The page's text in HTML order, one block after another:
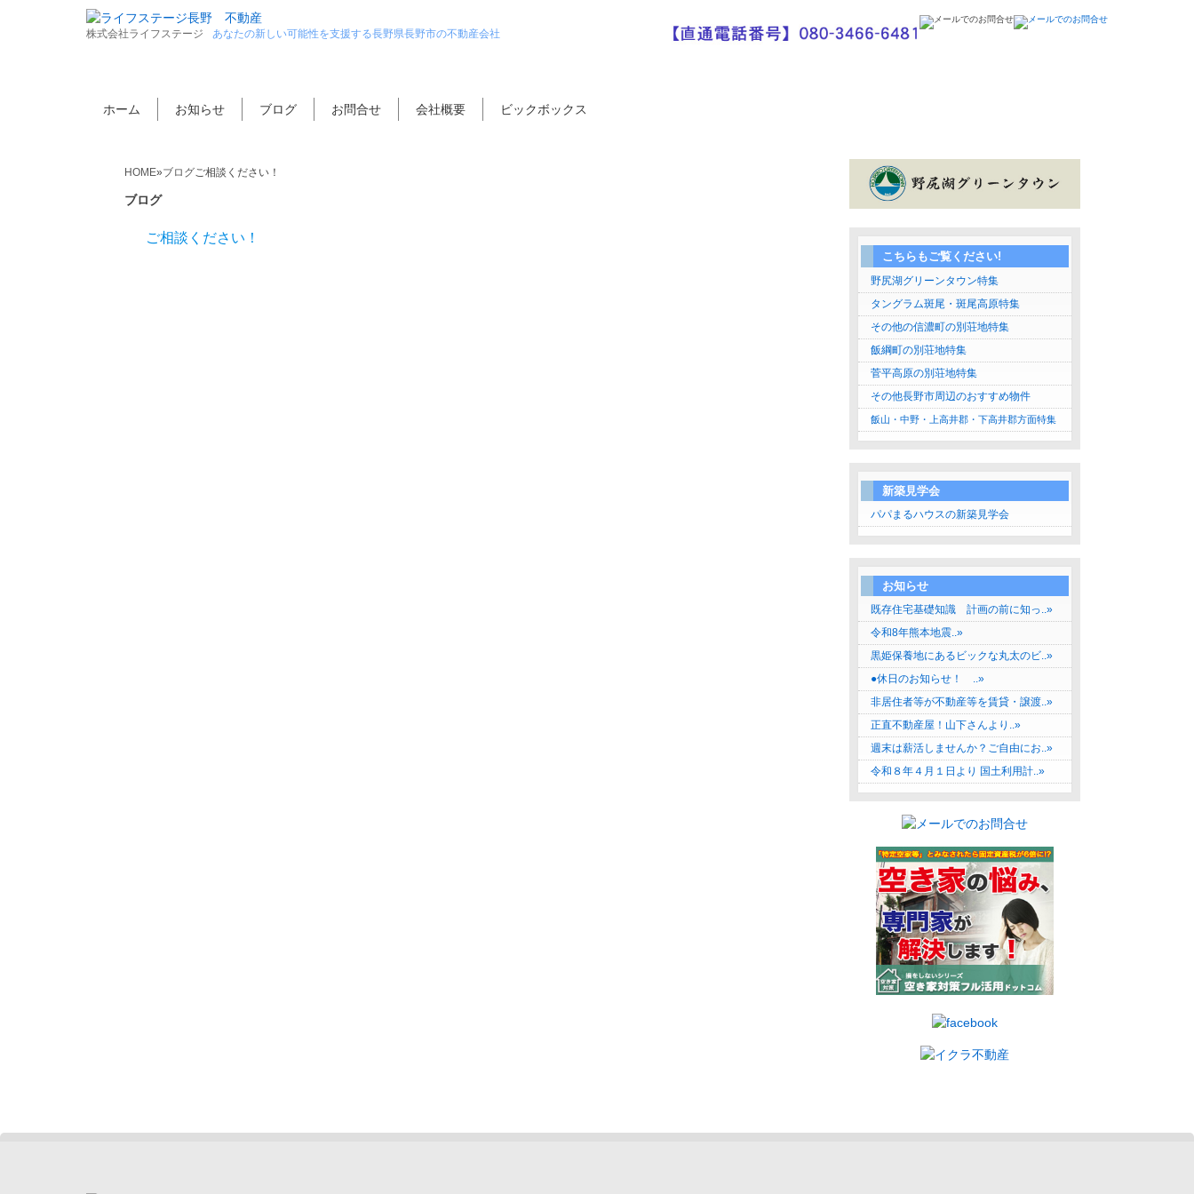
株式会社ライフステージ あなたの新しい可能性を支援する長野県長野市の不動産会社
ホーム お知らせ ブログ お問合せ 会社概要 ビックボックス
HOME»ブログご相談ください！
ブログ
ご相談ください！
こちらもご覧ください!
野尻湖グリーンタウン特集
タングラム斑尾・斑尾高原特集
その他の信濃町の別荘地特集
飯綱町の別荘地特集
菅平高原の別荘地特集
その他長野市周辺のおすすめ物件
飯山・中野・上高井郡・下高井郡方面特集
新築見学会
パパまるハウスの新築見学会
お知らせ
既存住宅基礎知識 計画の前に知っ..»
令和8年熊本地震..»
黒姫保養地にあるビックな丸太のビ..»
●休日のお知らせ！ ..»
非居住者等が不動産等を賃貸・譲渡..»
正直不動産屋！山下さんより..»
週末は薪活しませんか？ご自由にお..»
令和８年４月１日より 国土利用計..»